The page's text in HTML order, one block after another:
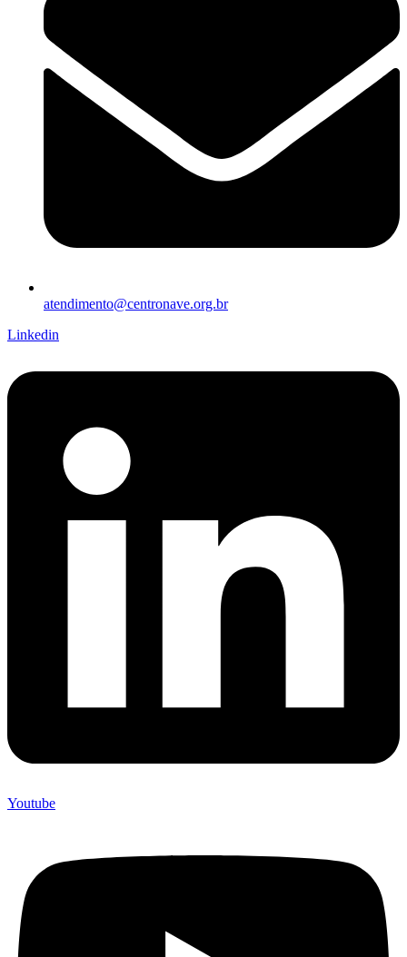
atendimento@centronave.org.br
Linkedin
Youtube